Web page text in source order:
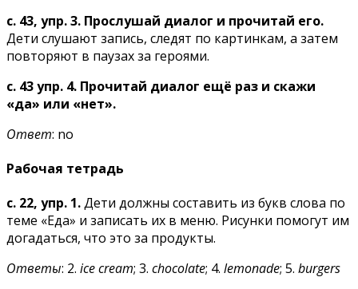
c. 43, упр. 3. Прослушай диалог и прочитай его.
Дети слушают запись, следят по картинкам, а затем
повторяют в паузах за героями.
с. 43 упр. 4. Прочитай диалог ещё раз и скажи
«да» или «нет».
Ответ: nо
Рабочая тетрадь
с. 22, упр. 1.Дети должны составить из букв слова по
теме «Еда» и записать их в меню. Рисунки помогут им
догадаться, что это за продукты.
Ответы: 2. ice cream; 3. chocolate; 4. lemonade; 5. burgers